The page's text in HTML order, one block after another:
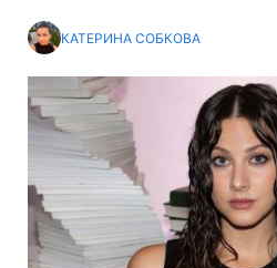
КАТЕРИНА СОБКОВА